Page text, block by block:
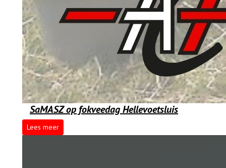
SaMASZ op fokveedag Hellevoetsluis
Lees meer